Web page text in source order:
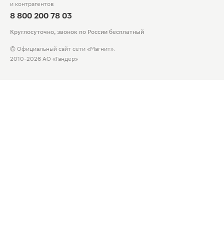
и контрагентов
8 800 200 78 03
Круглосуточно, звонок по России бесплатный
© Официальный сайт сети «Магнит».
2010-2026 АО «Тандер»